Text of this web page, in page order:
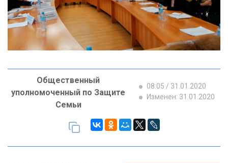
Общественный
уполномоченный по Защите
Семьи
08:05 / 31.01.2020
Изменен: 31.01.2020